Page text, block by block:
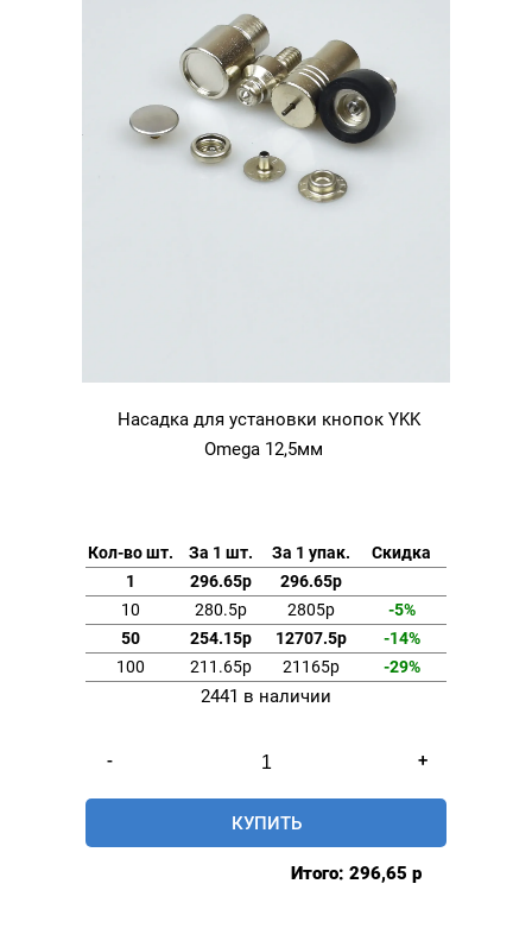
Насадка для установки кнопок YKK
Omega 12,5мм
Кол-во шт. За 1 шт. За 1 упак.
Скидка
1
296.65р
296.65р
10
280.5р 2805р
-5%
50
254.15р 12707.5р
-14%
100
211.65р 21165р -29%
2441 в наличии
-
Насадка
для
установки
+
КУПИТЬ
Итого: 296,65 р